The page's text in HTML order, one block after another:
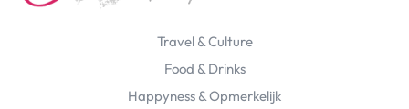
Travel & Culture
Food & Drinks
Happyness & Opmerkelijk